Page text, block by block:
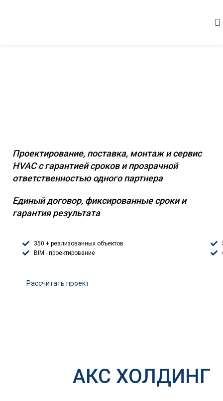
Проектирование, поставка, монтаж и сервис
HVAC с гарантией сроков и прозрачной
ответственностью одного партнера
Единый договор, фиксированные сроки и
гарантия результата
350 + реализованных объектов
BIM - проектирование
Расcчитать проект
АКС ХОЛДИНГ